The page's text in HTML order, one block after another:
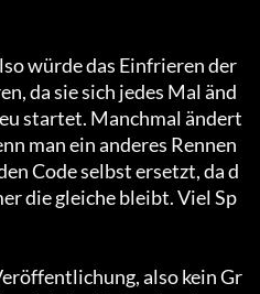
würde das Einfrieren der
da sie sich jedes Mal änd
startet. Manchmal ändert
man ein anderes Rennen
Code selbst ersetzt, da d
die gleiche bleibt. Viel Sp
also kein Gr